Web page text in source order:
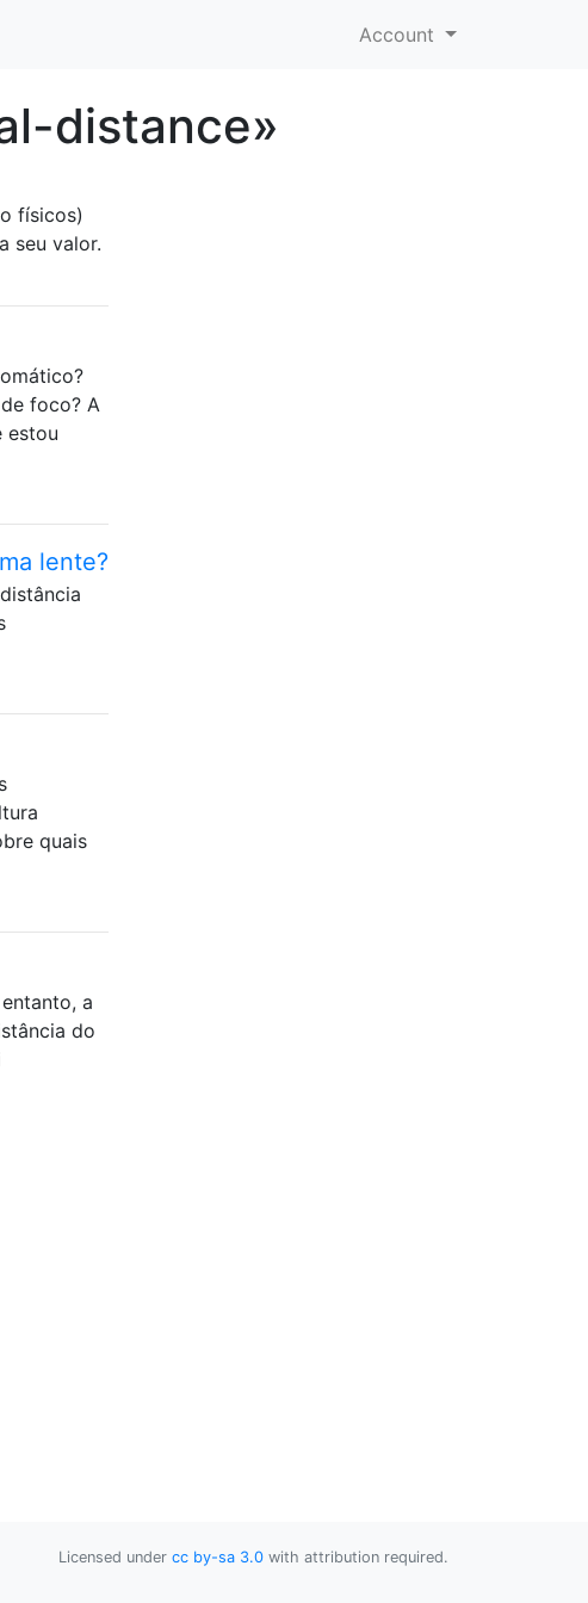
Account
distance»
físicos)
seu valor.
foco? A
estou
lente?
quais
a
do
Licensed under cc by-sa 3.0 with attribution required.